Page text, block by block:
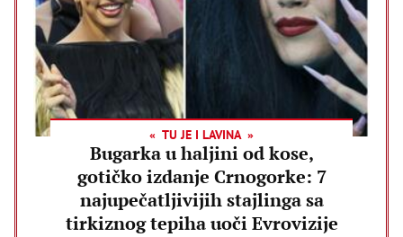
TU JE I LAVINA
Bugarka u haljini od kose,
gotičko izdanje Crnogorke: 7
najupečatljivijih stajlinga sa
tirkiznog tepiha uoči Evrovizije